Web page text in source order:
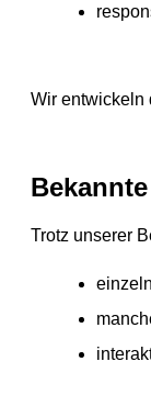
Wir entwickeln
Trotz unserer